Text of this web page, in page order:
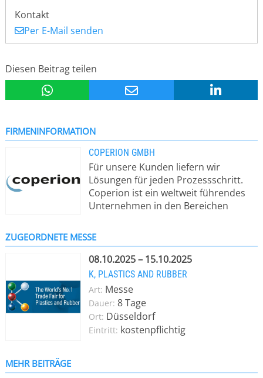
Kontakt
Per E-Mail senden
Diesen Beitrag teilen
FIRMENINFORMATION
COPERION GMBH
Für unsere Kunden liefern wir
Lösungen für jeden Prozessschritt.
Coperion ist ein weltweit führendes
Unternehmen in den Bereichen
Dosierung und Wägetechnologie,
Schüttguthandhabung und den
dazugehörigen Service-Leistungen.
Unsere Kunden profitieren von
unseren optimal miteinander
vernetzten Divisionen Polymer,
Equipment & Systems und Service,
die sie perfekt bei der Konzeption und
Realisierung idealer Systeme
und Lebensmitteltechniker
ZUGEORDNETE MESSE
08.10.2025 – 15.10.2025
K, PLASTICS AND RUBBER
Art: Messe
Dauer: 8 Tage
Ort: Düsseldorf
Eintritt: kostenpflichtig
MEHR BEITRÄGE